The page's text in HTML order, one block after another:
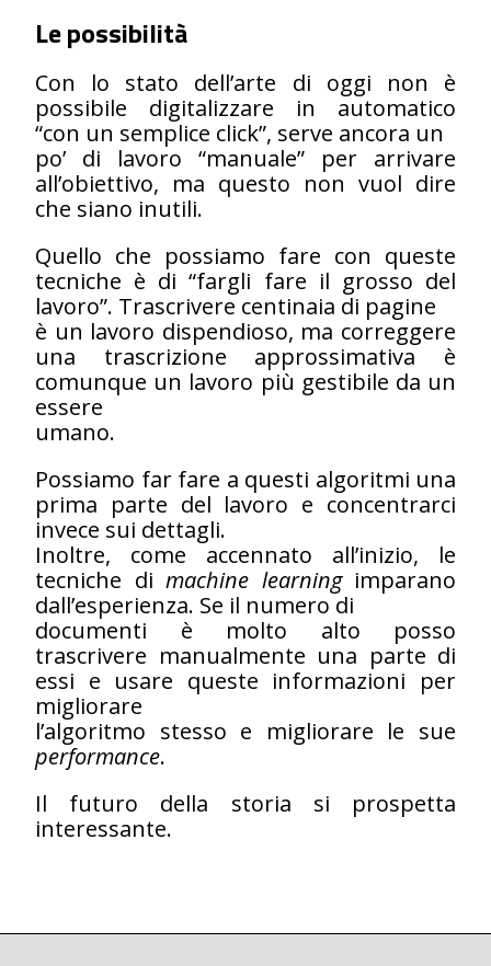
Le possibilità
Con lo stato dell’arte di oggi non è
possibile digitalizzare in automatico
“con un semplice click”, serve ancora un
po’ di lavoro “manuale” per arrivare
all’obiettivo, ma questo non vuol dire
che siano inutili.
Quello che possiamo fare con queste
tecniche è di “fargli fare il grosso del
lavoro”. Trascrivere centinaia di pagine
è un lavoro dispendioso, ma correggere
una trascrizione approssimativa è
comunque un lavoro più gestibile da un
essere
umano.
Possiamo far fare a questi algoritmi una
prima parte del lavoro e concentrarci
invece sui dettagli.
Inoltre, come accennato all’inizio, le
tecniche di machine learningimparano
dall’esperienza. Se il numero di
documenti è molto alto posso
trascrivere manualmente una parte di
essi e usare queste informazioni per
migliorare
l’algoritmo stesso e migliorare le sue
performance.
Il futuro della storia si prospetta
interessante.